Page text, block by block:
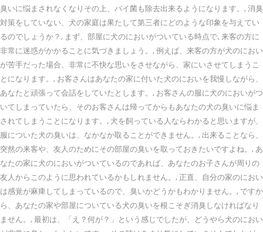
臭いに悩まされなくなりその上、バイ菌も除去出来るようになります。, 消臭
対策をしていない、犬の家庭は果たして第三者にどのような印象を与えてい
るのでしょうか？, まず、部屋に犬のにおいがついている時点で､来客の方に
非常に迷惑がかかることに気づきましょう。, 例えば、来客の方が犬のにおい
が苦手だった場合、非常に不快な思いをさせながら、家にいさせてしまうこ
とになります。, お客さんはあなたの家に付いた犬のにおいを我慢しながら、
あなたと頑張って会話をしていたとします。, お客さんの服に犬のにおいがつ
いてしまっていたら、そのお客さんは帰ってからもあなたの犬の臭いに悩ま
されてしまうことになります。, 犬を飼っている人ならわかると思いますが、
服についた犬の臭いは、なかなか取ることができません。, 出来ることなら、
突然の来客や、友人のためにその部屋の臭いを取っておきたいですよね。, あ
なたの家に犬のにおいがついているのであれば、あなたのお子さんが周りの
友人からこのように思われているかもしれません。, 正直、自分の家のにおい
は感覚が麻痺してしまっているので、臭いかどうかもわかりません。, ですか
ら、あなたの家や部屋についている犬の臭いを根こそぎ消臭しなければなり
ません。, 最初は、「え？何が？」という感じでしたが、どうやら犬のにおい